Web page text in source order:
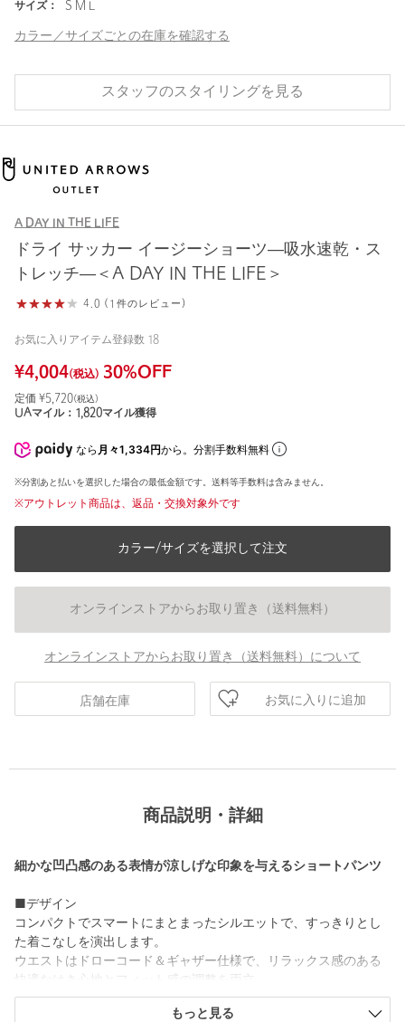
サイズ： S M L
カラー／サイズごとの在庫を確認する
スタッフのスタイリングを見る
A DAY IN THE LIFE
ドライ サッカー イージーショーツ―吸水速乾・ス
トレッチ―＜A DAY IN THE LIFE＞
4.0 (1件のレビュー)
お気に入りアイテム登録数 18
¥4,004(税込) 30%OFF
定価 ¥5,720(税込)
UAマイル： 1,820マイル獲得
なら 月々1,334円から。分割手数料無料
※分割あと払いを選択した場合の最低金額です。送料等手数料は含みません。
※アウトレット商品は、返品・交換対象外です
カラー/サイズを選択して注文
オンラインストアからお取り置き（送料無料）
オンラインストアからお取り置き（送料無料）について
店舗在庫 お気に入りに追加
商品説明・詳細
細かな凹凸感のある表情が涼しげな印象を与えるショートパンツ
■デザイン
コンパクトでスマートにまとまったシルエットで、すっきりとし
た着こなしを演出します。
ウエストはドローコード＆ギャザー仕様で、リラックス感のある
快適なはき心地とフィット感の調整を両立。
ベルトレスでも着用可能なイージー仕様も魅力です。
もっと見る